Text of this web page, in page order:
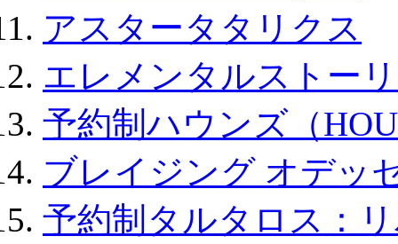
アスタータタリクス
エレメンタルストー
予約制ハウンズ（
ブレイジング オデッ
予約制タルタロス：